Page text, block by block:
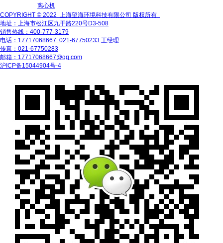
离心机
COPYRIGHT © 2022 上海望海环境科技有限公司 版权所有
地址：上海市松江区九干路220号D3-508
销售热线：400-777-3179
电话：17717068667 021-67750233 王经理
传真：021-67750283
邮箱：17717068667@qq.com
沪ICP备15044904号-4